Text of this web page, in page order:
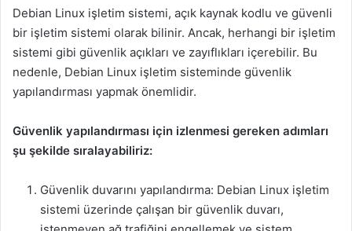
Debian Linux işletim sistemi, açık kaynak kodlu ve güvenli
bir işletim sistemi olarak bilinir. Ancak, herhangi bir işletim
sistemi gibi güvenlik açıkları ve zayıflıkları içerebilir. Bu
nedenle, Debian Linux işletim sisteminde güvenlik
yapılandırması yapmak önemlidir.
Güvenlik yapılandırması için izlenmesi gereken adımları
şu şekilde sıralayabiliriz:
Güvenlik duvarını yapılandırma: Debian Linux işletim
sistemi üzerinde çalışan bir güvenlik duvarı,